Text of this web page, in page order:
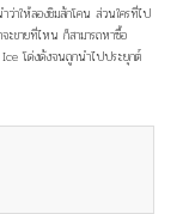
าให้ลองชิมสักโคน ส่วนใครที่ไป
ะขายที่ไหน ก็สามารถหาซื้อ
โด่งดังจนถูกนำไปประยุกต์